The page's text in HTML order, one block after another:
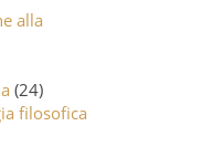
alla
(24)
filosofica